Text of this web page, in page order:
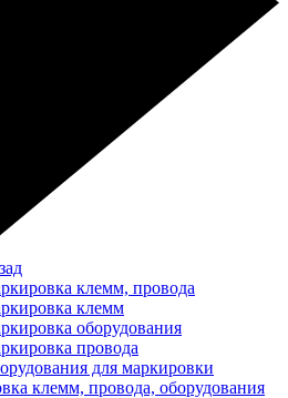
клемм, провода
клемм
оборудования
провода
для маркировки
клемм, провода, оборудования